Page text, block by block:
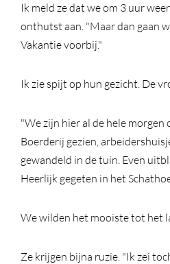
Ik meld ze dat we om 3 uur
onthutst aan. "Maar dan gaan
Vakantie voorbij."
Ik zie spijt op hun gezicht. De
"We zijn hier al de hele morgen
Boerderij gezien,
gewandeld in de tuin. Even
Heerlijk gegeten in het
We wilden het mooiste tot het
Ze krijgen bijna ruzie. "Ik zei